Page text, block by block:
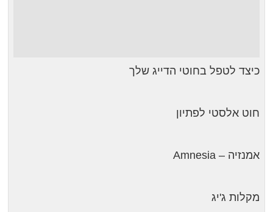
כיצד לטפל בחוטי הדייג שלך
חוט אלסטי לפתיון
אמנזיה – Amnesia
מקלות ג'יג